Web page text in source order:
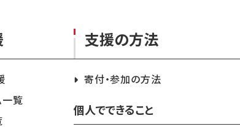
一覧
支援の方法
寄付・参加の方法
個人でできること